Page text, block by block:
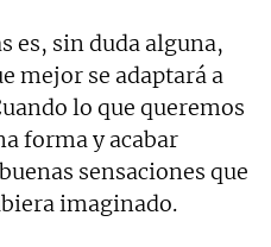
es, sin duda alguna,
mejor se adaptará a
lo que queremos
forma y acabar
sensaciones que
imaginado.